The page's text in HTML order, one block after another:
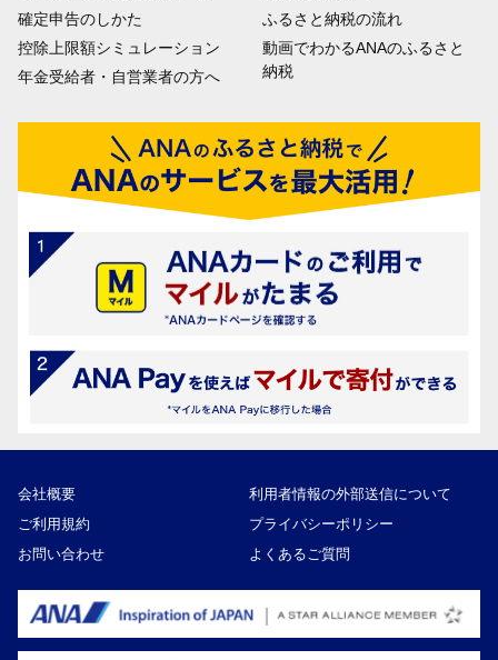
確定申告のしかた
控除上限額シミュレーション
年金受給者・自営業者の方へ
ふるさと納税の流れ
動画でわかるANAのふるさと
納税
会社概要
利用者情報の外部送信について
ご利用規約
プライバシーポリシー
お問い合わせ
よくあるご質問